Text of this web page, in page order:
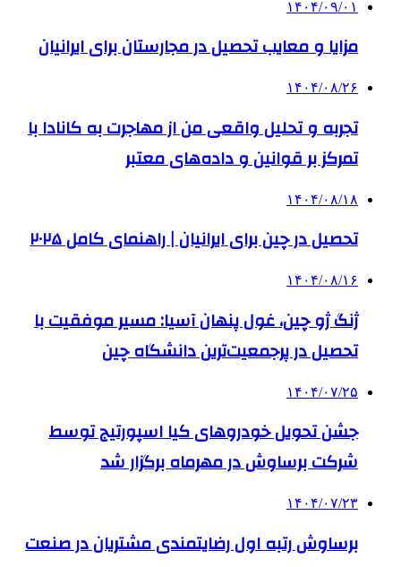
۱۴۰۴/۰۹/۰۱
مزایا و معایب تحصیل در مجارستان برای ایرانیان
۱۴۰۴/۰۸/۲۶
تجربه و تحلیل واقعی من از مهاجرت به کانادا با
تمرکز بر قوانین و داده‌های معتبر
۱۴۰۴/۰۸/۱۸
تحصیل در چین برای ایرانیان | راهنمای کامل ۲۰۲۵
۱۴۰۴/۰۸/۱۶
ژنگ ژو چین، غول پنهان آسیا: مسیر موفقیت با
تحصیل در پرجمعیت‌ترین دانشگاه چین
۱۴۰۴/۰۷/۲۵
جشن تحویل خودروهای کیا اسپورتیج توسط
شرکت برساوش در مهرماه برگزار شد
۱۴۰۴/۰۷/۲۳
برساوش رتبه اول رضایتمندی مشتریان در صنعت